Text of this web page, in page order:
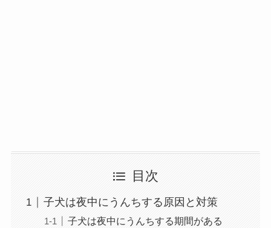
目次
子犬は夜中にうんちする原因と対策
子犬は夜中にうんちする期間がある